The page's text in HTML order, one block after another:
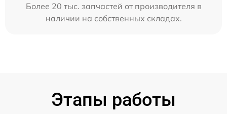
Более 20 тыс. запчастей от производителя в
наличии на собственных складах.
Этапы работы